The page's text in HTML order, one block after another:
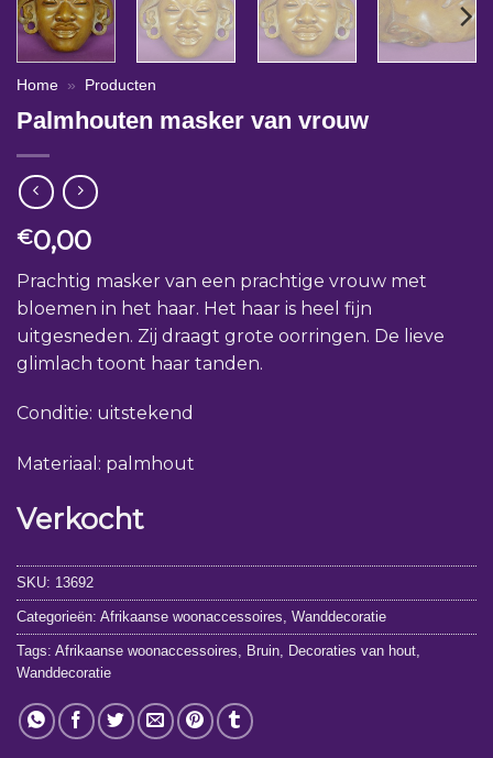
Home » Producten
Palmhouten masker van vrouw
€0,00
Prachtig masker van een prachtige vrouw met
bloemen in het haar. Het haar is heel fijn
uitgesneden. Zij draagt grote oorringen. De lieve
glimlach toont haar tanden.
Conditie: uitstekend
Materiaal: palmhout
Verkocht
SKU: 13692
Categorieën: Afrikaanse woonaccessoires Wanddecoratie
Tags: Afrikaanse woonaccessoires Bruin Decoraties van hout
Wanddecoratie